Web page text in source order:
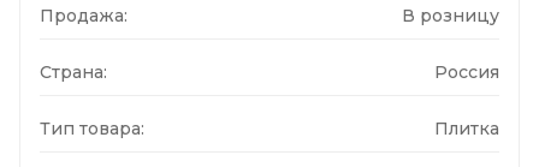
Продажа: В розницу
Страна: Россия
Тип товара: Плитка